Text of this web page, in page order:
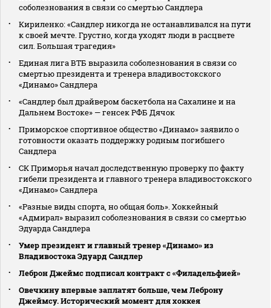
соболезнования в связи со смертью Сандлера
Кириленко: «Сандлер никогда не останавливался на пути
к своей мечте. Грустно, когда уходят люди в расцвете
сил. Большая трагедия»
Единая лига ВТБ выразила соболезнования в связи со
смертью президента и тренера владивостокского
«Динамо» Сандлера
«Сандлер был драйвером баскетбола на Сахалине и на
Дальнем Востоке» — генсек РФБ Дячок
Приморское спортивное общество «Динамо» заявило о
готовности оказать поддержку родным погибшего
Сандлера
СК Приморья начал доследственную проверку по факту
гибели президента и главного тренера владивостокского
«Динамо» Сандлера
«Разные виды спорта, но общая боль». Хоккейный
«Адмирал» выразил соболезнования в связи со смертью
Эдуарда Сандлера
Умер президент и главный тренер «Динамо» из
Владивостока Эдуард Сандлер
Леброн Джеймс подписал контракт с «Филадельфией»
Овечкину впервые заплатят больше, чем Леброну
Джеймсу. Исторический момент для хоккея